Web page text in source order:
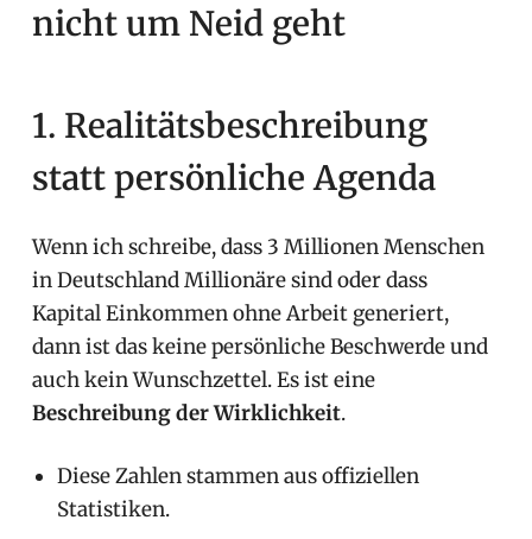
nicht um Neid geht
1. Realitätsbeschreibung
statt persönliche Agenda
Wenn ich schreibe, dass 3 Millionen Menschen
in Deutschland Millionäre sind oder dass
Kapital Einkommen ohne Arbeit generiert,
dann ist das keine persönliche Beschwerde und
auch kein Wunschzettel. Es ist eine
Beschreibung der Wirklichkeit.
Diese Zahlen stammen aus offiziellen
Statistiken.